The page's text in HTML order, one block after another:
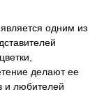
одним из
делают ее
и любителей